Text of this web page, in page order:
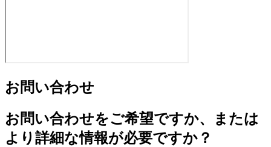
お問い合わせ
お問い合わせをご希望ですか、または
より詳細な情報が必要ですか？